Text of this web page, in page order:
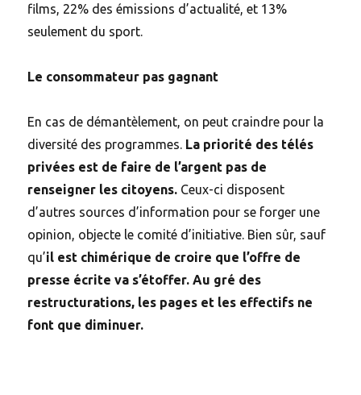
films, 22% des émissions d’actualité, et 13%
seulement du sport.
Le consommateur pas gagnant
En cas de démantèlement, on peut craindre pour la
diversité des programmes. La priorité des télés
privées est de faire de l’argent pas de
renseigner les citoyens. Ceux-ci disposent
d’autres sources d’information pour se forger une
opinion, objecte le comité d’initiative. Bien sûr, sauf
qu’il est chimérique de croire que l’offre de
presse écrite va s’étoffer. Au gré des
restructurations, les pages et les effectifs ne
font que diminuer.